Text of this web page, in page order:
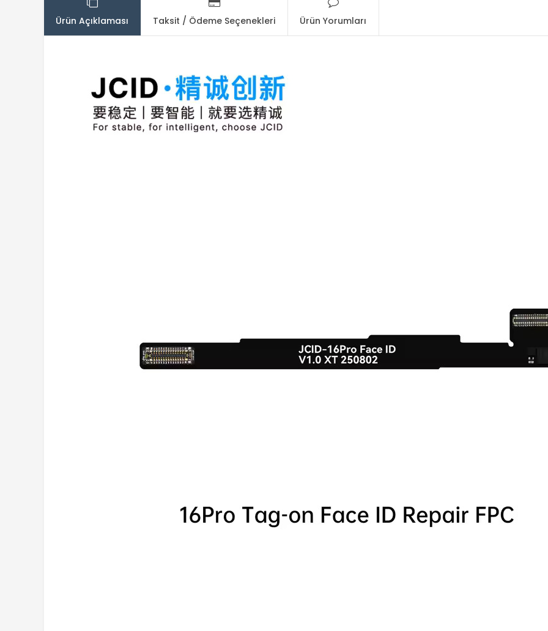
Ürün Açıklaması Taksit / Ödeme Seçenekleri Ürün Yorumları